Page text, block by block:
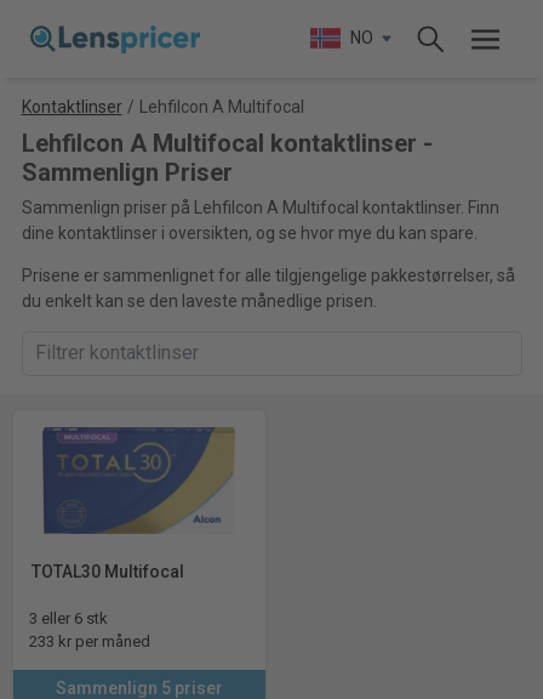
NO
Kontaktlinser / Lehfilcon A Multifocal
Lehfilcon A Multifocal kontaktlinser -
Sammenlign Priser
Sammenlign priser på Lehfilcon A Multifocal kontaktlinser. Finn
dine kontaktlinser i oversikten, og se hvor mye du kan spare.
Prisene er sammenlignet for alle tilgjengelige pakkestørrelser, så
du enkelt kan se den laveste månedlige prisen.
TOTAL30 Multifocal
3 eller 6 stk
233 kr per måned
Sammenlign 5 priser